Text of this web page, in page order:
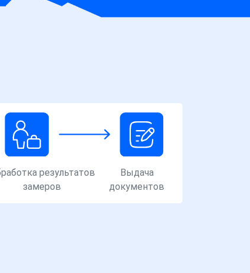
результатов
замеров
Выдача
документов